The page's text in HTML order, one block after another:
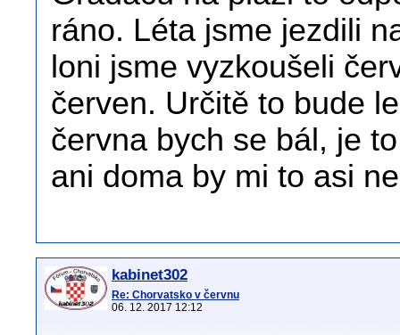
ráno. Léta jsme jezdili
loni jsme vyzkoušeli
červen. Určitě to bude
června bych se bál, je
ani doma by mi to asi
kabinet302
Re: Chorvatsko v červnu
06. 12. 2017 12:12